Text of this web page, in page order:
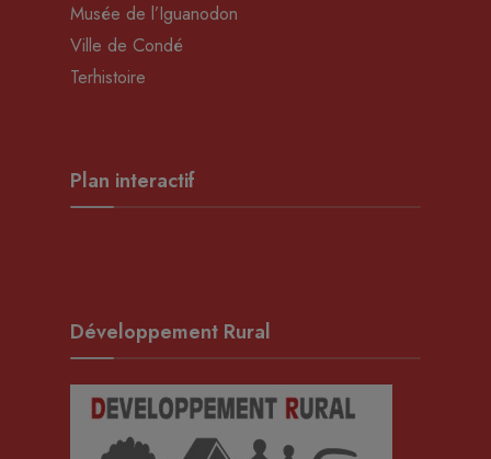
Musée de l’Iguanodon
Ville de Condé
Terhistoire
Plan interactif
Développement Rural